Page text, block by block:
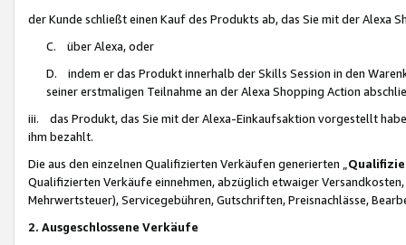
der Kunde schließt einen Kauf des Produkts ab, das Sie mit der Alexa
C. über Alexa, oder
D. indem er das Produkt innerhalb der Skills Session in den
seiner erstmaligen Teilnahme an der Alexa Shopping Action
iii. das Produkt, das Sie mit der Alexa-Einkaufsaktion vorgestellt
ihm bezahlt.
Die aus den einzelnen Qualifizierten Verkäufen generierten „
Qualifizierten Verkäufe einnehmen, abzüglich etwaiger
Mehrwertsteuer), Servicegebühren, Gutschriften, Preisnachlässe,
2. Ausgeschlossene Verkäufe